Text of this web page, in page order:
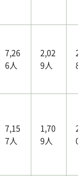
7,26
6人
2,02
9人
8
7,15
7人
1,70
9人
0